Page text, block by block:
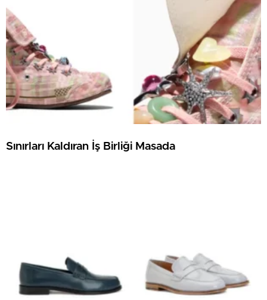
Sınırları Kaldıran İş Birliği Masada